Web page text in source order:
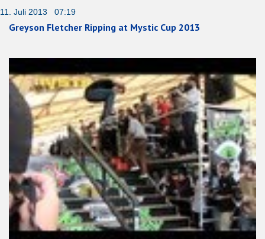
11. Juli 2013 07:19
Greyson Fletcher Ripping at Mystic Cup 2013